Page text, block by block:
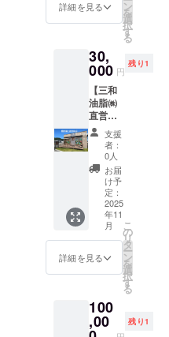
ただく
際には
ゲン含
有リス
クにつ
いてあ
らかじ
めご了
承いた
だき、
必ず備
考欄に
「同
意」と
ご記載
くださ
い。
と同じ
製造設
造され
ており
ます。
そのた
めアレ
ルゲン
含有を
完全に
は防ぐ
ことが
難しく
なって
おりま
す。 ご
支援い
際には
アレル
有リス
クにつ
いてあ
くださ
い。」
含有リ
スクに
関する
「同
意」の
お願い
＞ 本製
品は原
材料に
アレル
ゲン28
品目を
使用し
ており
ません
レルゲ
ン28品
他製品
と同じ
等の食
のラベ
ルに表
記され
ます。
商品開
封前に
は必ず
お届け
のリ
ターン
に貼付
された
ラベル
や注意
書きを
くださ
い。」
含有リ
スクに
ジ・キ
ま・大
豆・バ
ナナ・
もも・
りん
ご・ゼ
ラチン
を含む
製品と
共通の
設備で
製造し
ていま
す。
「原材
料及び
添加物
け商品
のラベ
ルに表
ついて
・原材
料に含
アレル
ギー物
質（28
品目
中）：
使用し
ていま
せん
本品は
小麦・
そば・
卵・
乳・
アーモ
ンド・
オレン
ジ・キ
ま・大
豆・バ
ナナ・
ツミル
ク（タ
砂糖、
ブドウ
糖、こ
め油、
米粉
（米
（国
産））/
香料
「こめ
ココ
ジェ
ラート
（チョ
味）」
・サイ
ズ：約
フタ直
7.5cm
、カッ
プ高さ5
ｃｍ ・
重量：
100g（
約90ml)
・保存
方法：
－18℃
以下 ・
原材
料、主
原料の
原産
地：コ
コナッ
ツミル
ク（タ
イ）、
砂糖、
ブドウ
糖、こ
め油、
（米
（国
産））/
ださ
い。投
間定休
日を除
く毎
日、ス
トー
リー投
稿も行
いま
す。
「こめ
ココ
ジェ
ラート
（バニ
味）」
・サイ
ズ：約
フタ直
7.5cm
、カッ
プ高さ5
つまい
も（国
油、 ・
添加物
なし ・
アレル
ゲン28
品目に
ついて
アレル
ゲン不
使用
※本製品
はくる
み・小
麦・
卵・
アーモ
ンド・
ジ・キ
ウイフ
ルー
ル（直
径
がおま
けとし
て付き
ます。
米粉麺
（米油
入） ・
重量：
約120g
・保存
方法：
高温・
直射日
光を避
け、冷
保存し
てくだ
期限も
しくは
LL（男
サイズ
表を参
照くだ
さい。
・色は
アッ
シュグ
レー
脂株式
会社の
人気商
にちの
こめ油
のパッ
ケージ
の可愛
いワン
ポイン
ト刺繍
の入っ
たト
レー
ナーを
提供し
ます。
S、M、
Lサイズ
につい
こめ油
ワンポ
イント
詳細を見る ン
を
選
択
す
る
30,
000 円
残り1
【三和
油脂㈱
直営店
舗さん
まるに
横断幕
を2週間
掲示+団
体・企
業名を
インス
タ投
稿】 ご
支援を
いただ
いた企
体さん
のお名
前入り
支援
者：
0人
お届
け予
定：
2025
年11
月
詳細を見る
こ
の
リ
タ
ー
ン
を
選
択
す
る
100
,00 残り1